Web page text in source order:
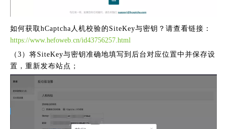
如何获取hCaptcha人机校验的SiteKey与密钥？请查看链接：
https://www.hefoweb.cn/id43756257.html
（3）将SiteKey与密钥准确地填写到后台对应位置中并保存设
置，重新发布站点；